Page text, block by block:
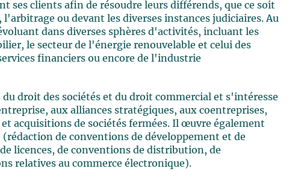
ses clients afin de résoudre leurs différends, que ce soit
ou devant les diverses instances judiciaires. Au
dans diverses sphères d'activités, incluant les
le secteur de l'énergie renouvelable et celui des
financiers ou encore de l'industrie
droit des sociétés et du droit commercial et s'intéresse
aux alliances stratégiques, aux coentreprises,
acquisitions de sociétés fermées. Il œuvre également
de conventions de développement et de
licences, de conventions de distribution, de
relatives au commerce électronique).